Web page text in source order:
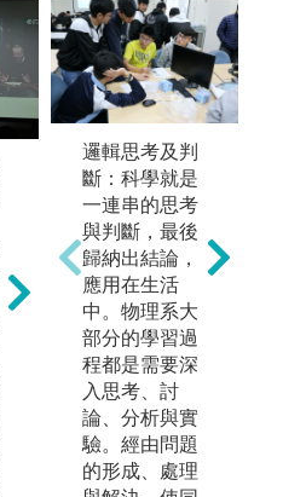
實驗教學課程
透過實際操
作，讓學生從
實驗中驗證科
學理論，或自
行設計實驗以
檢驗假設，培
養扎實的實驗
設計與實作能
力。
同時，也訓練
學生具備數據
分析與結果詮
邏輯思考及判
斷：科學就是
一連串的思考
與判斷，最後
歸納出結論，
應用在生活
中。物理系大
部分的學習過
程都是需要深
入思考、討
論、分析與實
驗。經由問題
的形成、處理